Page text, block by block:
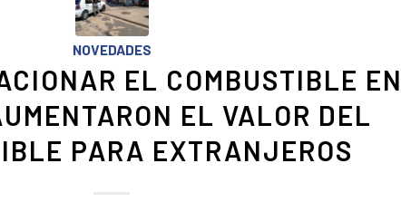
NOVEDADES
EL COMBUSTIBLE EN
EL VALOR DEL
PARA EXTRANJEROS